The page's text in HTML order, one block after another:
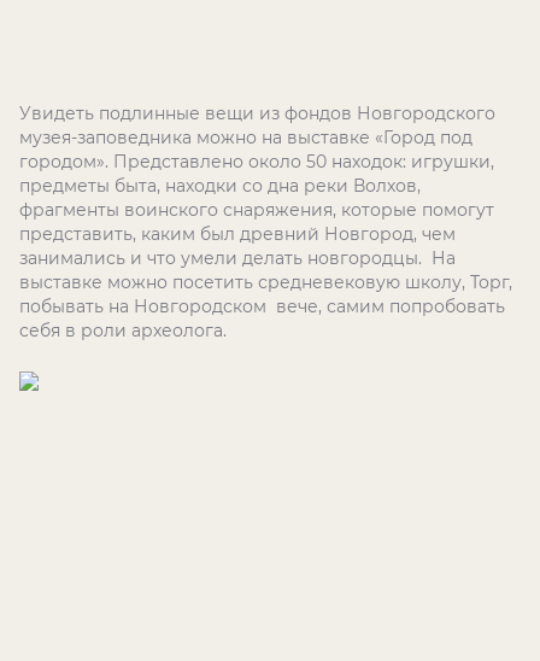
Увидеть подлинные вещи из фондов Новгородского
музея-заповедника можно на выставке «Город под
городом». Представлено около 50 находок: игрушки,
предметы быта, находки со дна реки Волхов,
фрагменты воинского снаряжения, которые помогут
представить, каким был древний Новгород, чем
занимались и что умели делать новгородцы. На
выставке можно посетить средневековую школу, Торг,
побывать на Новгородском вече, самим попробовать
себя в роли археолога.